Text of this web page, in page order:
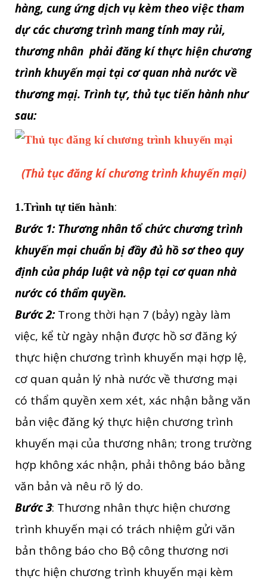
hàng, cung ứng dịch vụ kèm theo việc tham
dự các chương trình mang tính may rủi,
thương nhân phải đăng kí thực hiện chương
trình khuyến mại tại cơ quan nhà nước về
thương mạị. Trình tự, thủ tục tiến hành như
sau:
(Thủ tục đăng kí chương trình khuyến mại)
1.Trình tự tiến hành:
Bước 1:Thương nhân tổ chức chương trình
khuyến mại chuẩn bị đầy đủ hồ sơ theo quy
định của pháp luật và nộp tại cơ quan nhà
nước có thẩm quyền.
Bước 2:Trong thời hạn 7 (bảy) ngày làm
việc, kể từ ngày nhận được hồ sơ đăng ký
thực hiện chương trình khuyến mại hợp lệ,
cơ quan quản lý nhà nước về thương mại
có thẩm quyền xem xét, xác nhận bằng văn
bản việc đăng ký thực hiện chương trình
khuyến mại của thương nhân; trong trường
hợp không xác nhận, phải thông báo bằng
văn bản và nêu rõ lý do.
Bước 3: Thương nhân thực hiện chương
trình khuyến mại có trách nhiệm gửi văn
bản thông báo cho Bộ công thương nơi
thực hiện chương trình khuyến mại kèm